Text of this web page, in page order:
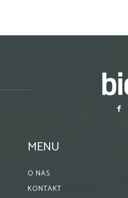
MENU
O NAS
KONTAKT